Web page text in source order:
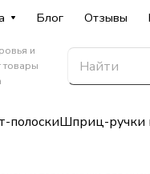
Блог Отзывы
и
товары
полоскиШприц-ручки